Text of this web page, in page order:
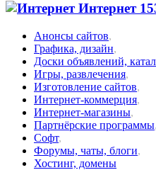
Интернет
Анонсы сайтов,
Графика, дизайн,
Доски объявлений,
Игры, развлечения,
Изготовление сайтов,
Интернет-коммерция,
Интернет-магазины,
Партнёрские программы,
Софт,
Форумы, чаты, блоги,
Хостинг, домены